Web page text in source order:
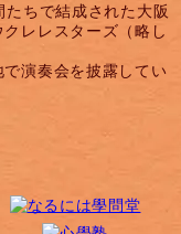
ちで結成された大阪
レレスターズ（略し
演奏会を披露してい